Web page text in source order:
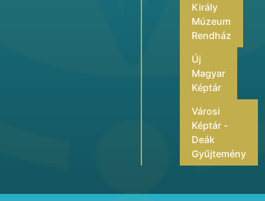
Király
Múzeum
Rendház
Új
Magyar
Képtár
Városi
Képtár -
Deák
Gyűjtemény